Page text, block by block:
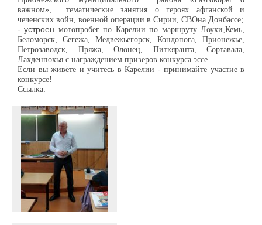
важном»,
тематические занятия о героях афганской и
чеченских войн, военной операции в Сирии, СВОна Донбассе;
- устроен мотопробег по Карелии по маршруту Лоухи,Кемь,
Беломорск,
Сегежа, Медвежьегорск, Кондопога, Прионежье,
Петрозаводск, Пряжа, Олонец, Питкяранта, Сортавала,
Лахденпохья с награждением призеров конкурса эссе.
Если вы живёте и учитесь в Карелии - принимайте участие в
конкурсе!
Ссылка: